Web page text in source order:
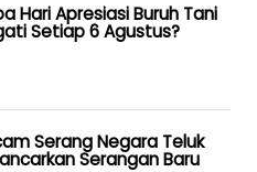
Hari Apresiasi Buruh Tani
Setiap 6 Agustus?
Serang Negara Teluk
Serangan Baru